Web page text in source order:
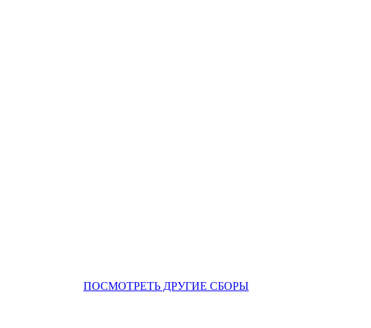
ПОСМОТРЕТЬ ДРУГИЕ СБОРЫ